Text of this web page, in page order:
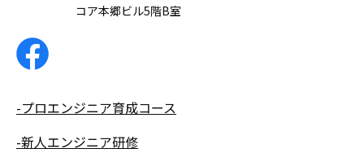
コア本郷ビル5階B室
-プロエンジニア育成コース
-新人エンジニア研修